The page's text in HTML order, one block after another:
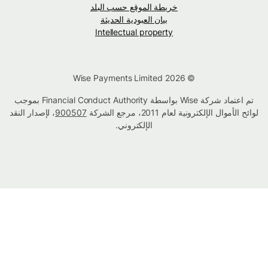
خريطة الموقع حسب البلد
بيان العبودية الحديثة
Intellectual property
تم اعتماد شركة Wise بواسطة Financial Conduct Authority بموجب
لوائح الأموال الإلكترونية لعام 2011، مرجع الشركة
900507، لإصدار النقد
الإلكتروني.